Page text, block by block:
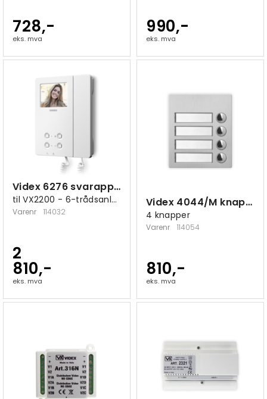
728,-
eks. mva
990,-
eks. mva
Videx 6276 svarapparat
til VX2200 - 6-trådsanlegg
Varenr 114032
2
810,-
eks. mva
Videx 4044/M knappemodul
4 knapper
Varenr 114054
810,-
eks. mva